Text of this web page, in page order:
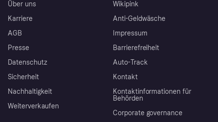
Über uns
Karriere
AGB
Presse
Datenschutz
Sicherheit
Nachhaltigkeit
Weiterverkaufen
Wikipink
Anti-Geldwäsche
Impressum
Barrierefreiheit
Auto-Track
Kontakt
Kontaktinformationen für
Behörden
Corporate governance